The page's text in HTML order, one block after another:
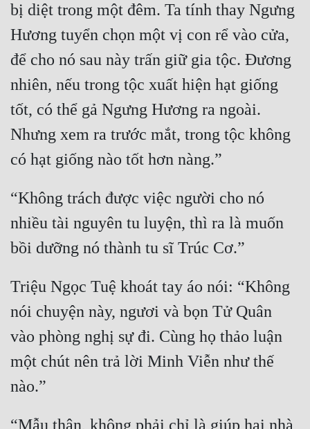
Xuyên Sách
Đô Thị
Đông Phương
Đông Phương Huyền Huyễn
Truyện Nam
Truyện Nữ
Vô Địch Lưu
bị diệt trong một đêm. Ta tính thay Ngưng
Hương tuyển chọn một vị con rể vào cửa,
để cho nó sau này trấn giữ gia tộc. Đương
nhiên, nếu trong tộc xuất hiện hạt giống
tốt, có thể gả Ngưng Hương ra ngoài.
Nhưng xem ra trước mắt, trong tộc không
“Không trách được việc người cho nó
nhiều tài nguyên tu luyện, thì ra là muốn
Triệu Ngọc Tuệ khoát tay áo nói: “Không
nói chuyện này, ngươi và bọn Tử Quân
vào phòng nghị sự đi. Cùng họ thảo luận
một chút nên trả lời Minh Viễn như thế
“Mẫu thân, không phải chỉ là giúp hai nhà